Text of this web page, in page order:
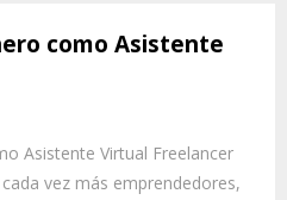
como Asistente
Asistente Virtual Freelancer
vez más emprendedores,